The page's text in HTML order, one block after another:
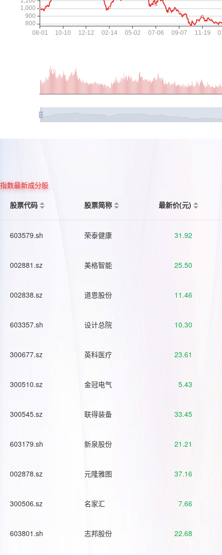
指数最新成分股
股票代码
股票简称 最新价(元)
603579.sh 荣泰健康 31.92
002881.sz 美格智能 25.50
002838.sz 道恩股份 11.46
603357.sh 设计总院 10.30
300677.sz 英科医疗 23.61
300510.sz 金冠电气 5.43
300545.sz 联得装备 33.45
603179.sh 新泉股份 21.21
002878.sz 元隆雅图 37.16
300506.sz 名家汇 7.66
603801.sh 志邦股份 22.68